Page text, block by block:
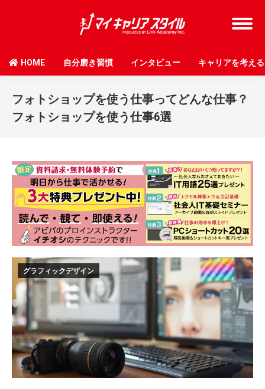
HOME 自分磨き習慣 インタビュー キャリアを考える
フォトショップを使う仕事ってどんな仕事？
フォトショップを使う仕事6選
グラフィックデザイン